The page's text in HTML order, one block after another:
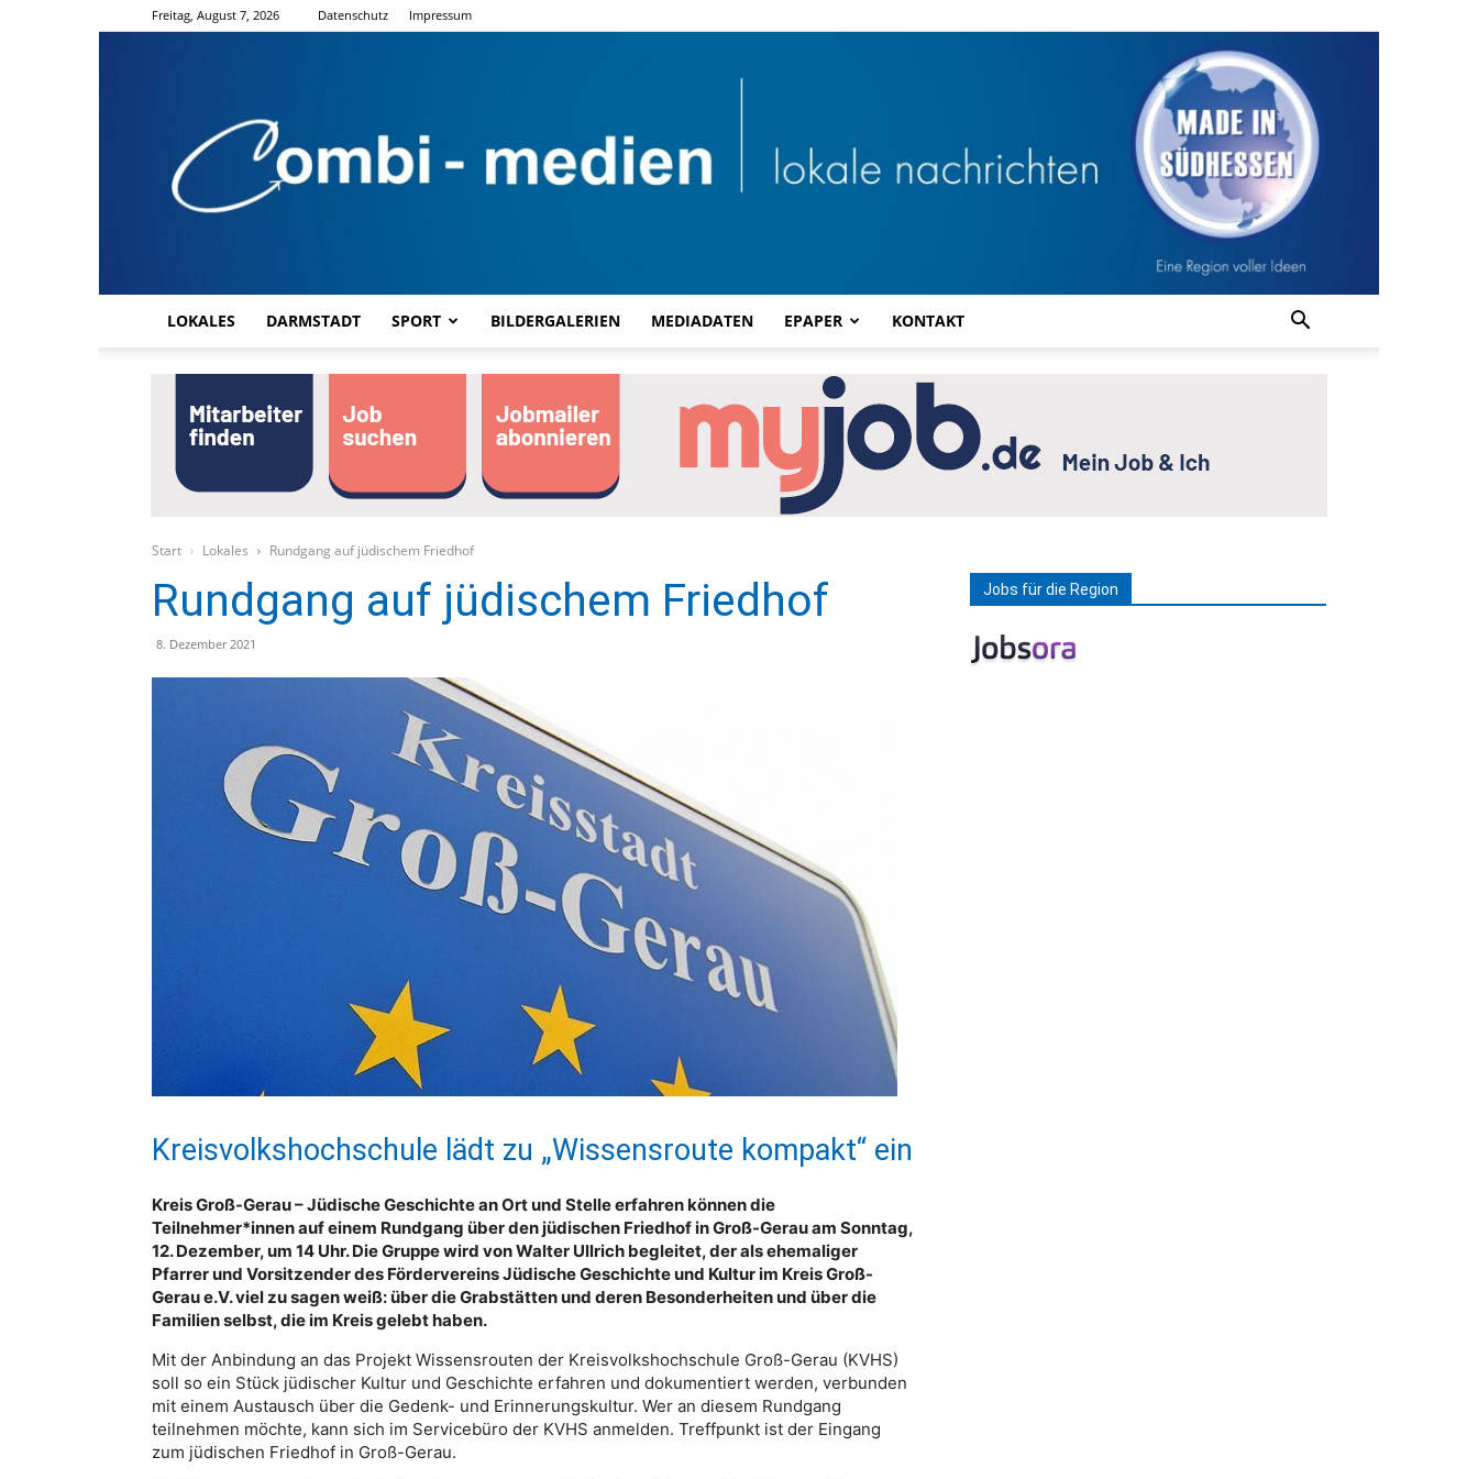
Freitag, August 7, 2026 Datenschutz Impressum
LOKALES DARMSTADT SPORT BILDERGALERIEN MEDIADATEN EPAPER KONTAKT
Start Lokales Rundgang auf jüdischem Friedhof
Rundgang auf jüdischem Friedhof
8. Dezember 2021
Kreisvolkshochschule lädt zu „Wissensroute kompakt“ ein
Kreis Groß-Gerau – Jüdische Geschichte an Ort und Stelle erfahren können die
Teilnehmer*innen auf einem Rundgang über den jüdischen Friedhof in Groß-Gerau am Sonntag,
12. Dezember, um 14 Uhr. Die Gruppe wird von Walter Ullrich begleitet, der als ehemaliger
Pfarrer und Vorsitzender des Fördervereins Jüdische Geschichte und Kultur im Kreis Groß-
Gerau e.V. viel zu sagen weiß: über die Grabstätten und deren Besonderheiten und über die
Familien selbst, die im Kreis gelebt haben.
Mit der Anbindung an das Projekt Wissensrouten der Kreisvolkshochschule Groß-Gerau (KVHS)
soll so ein Stück jüdischer Kultur und Geschichte erfahren und dokumentiert werden, verbunden
mit einem Austausch über die Gedenk- und Erinnerungskultur. Wer an diesem Rundgang
teilnehmen möchte, kann sich im Servicebüro der KVHS anmelden. Treffpunkt ist der Eingang
zum jüdischen Friedhof in Groß-Gerau.
Jobs für die Region